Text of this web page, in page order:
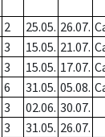
2 25.05. 26.07.
3 15.05. 21.07.
3 15.05. 17.07.
6 31.05. 05.08.
3 02.06. 30.07.
3 31.05. 26.07.